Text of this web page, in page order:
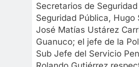
Secretarios de
Seguridad Pública, Hugo
José Matías Ustárez
Guanuco; el jefe de la
Sub Jefe del Servicio